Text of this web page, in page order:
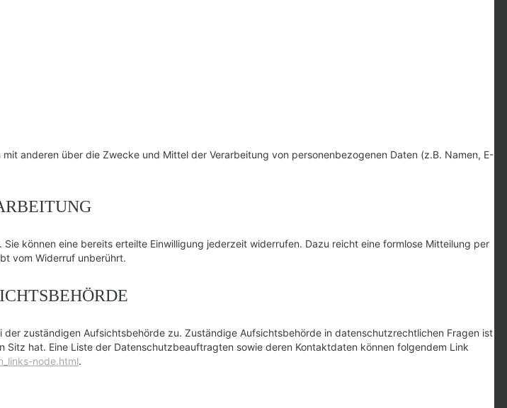
anderen über die Zwecke und Mittel der Verarbeitung von personenbezogenen Daten (z.B. Namen, E-
können eine bereits erteilte Einwilligung jederzeit widerrufen. Dazu reicht eine formlose Mitteilung per
vom Widerruf unberührt.
zuständigen Aufsichtsbehörde zu. Zuständige Aufsichtsbehörde in datenschutzrechtlichen Fragen ist
hat. Eine Liste der Datenschutzbeauftragten sowie deren Kontaktdaten können folgendem Link
node.html.